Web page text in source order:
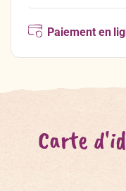
Paiement en
Carte